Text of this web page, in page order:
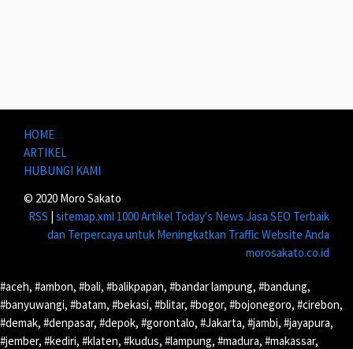
HOME
ARTIKEL
HUBUNGI KAMI
© 2020 Moro Sakato
RSS | sitemap.xml 1000 Artikel Today's News Jasa SEO Terbaik
dan Terpercaya untuk Meningkatkan Traffic Website Anda
morosakato.co.id
#aceh, #ambon, #bali, #balikpapan, #bandar lampung, #bandung,
#banyuwangi, #batam, #bekasi, #blitar, #bogor, #bojonegoro, #cirebon,
#demak, #denpasar, #depok, #gorontalo, #Jakarta, #jambi, #jayapura,
#jember, #kediri, #klaten, #kudus, #lampung, #madura, #makassar,